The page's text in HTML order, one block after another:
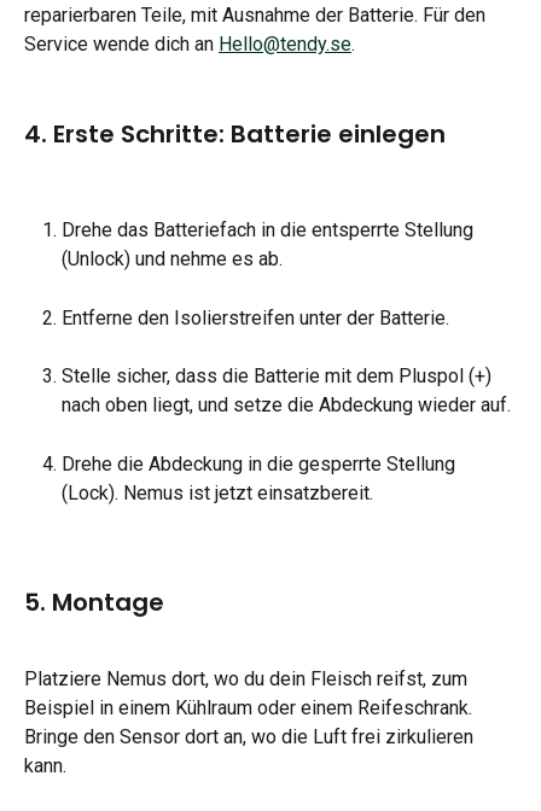
reparierbaren Teile, mit Ausnahme der Batterie. Für den
Service wende dich an Hello@tendy.se.
4. Erste Schritte: Batterie einlegen
Drehe das Batteriefach in die entsperrte Stellung
(Unlock) und nehme es ab.
Entferne den Isolierstreifen unter der Batterie.
Stelle sicher, dass die Batterie mit dem Pluspol (+)
nach oben liegt, und setze die Abdeckung wieder auf.
Drehe die Abdeckung in die gesperrte Stellung
(Lock). Nemus ist jetzt einsatzbereit.
5. Montage
Platziere Nemus dort, wo du dein Fleisch reifst, zum
Beispiel in einem Kühlraum oder einem Reifeschrank.
Bringe den Sensor dort an, wo die Luft frei zirkulieren
kann.